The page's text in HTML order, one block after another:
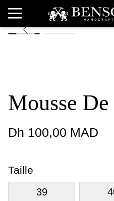
Mousse
Dh 100,00 MAD
Taille
39